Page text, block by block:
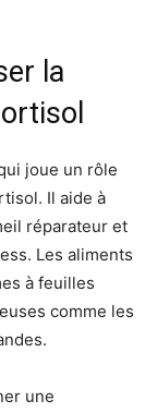
la
joue un rôle
Il aide à
réparateur et
Les aliments
à feuilles
comme les
une